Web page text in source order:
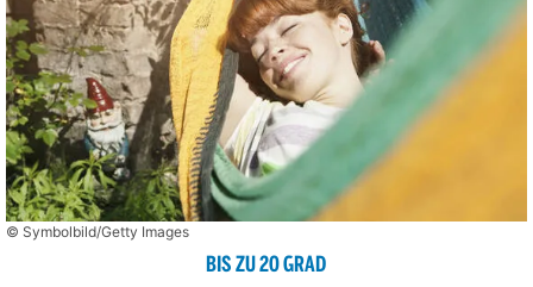
© Symbolbild/Getty Images
BIS ZU 20 GRAD